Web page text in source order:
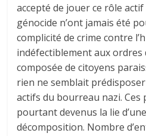
accepté de jouer ce rôle
génocide n’ont jamais été
complicité de crime contre
indéfectiblement aux ordres
composée de citoyens
rien ne semblait
actifs du bourreau nazi. Ces
pourtant devenus la lie
décomposition. Nombre